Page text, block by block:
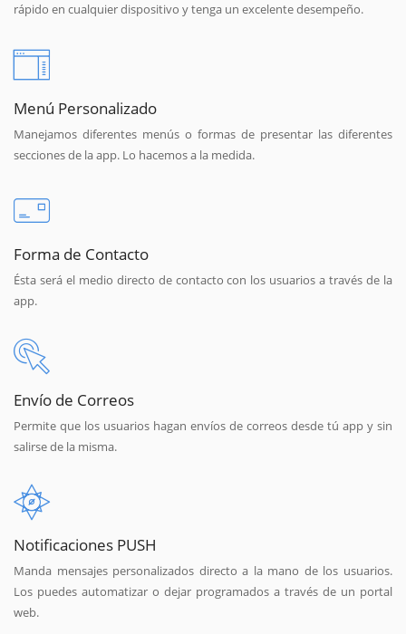
rápido en cualquier dispositivo y tenga un excelente desempeño.
Menú Personalizado
Manejamos diferentes menús o formas de presentar las diferentes
secciones de la app. Lo hacemos a la medida.
Forma de Contacto
Ésta será el medio directo de contacto con los usuarios a través de la
app.
Envío de Correos
Permite que los usuarios hagan envíos de correos desde tú app y sin
salirse de la misma.
Notificaciones PUSH
Manda mensajes personalizados directo a la mano de los usuarios.
Los puedes automatizar o dejar programados a través de un portal
web.